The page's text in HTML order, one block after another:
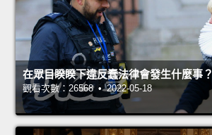
在眾目睽睽下違反蠢法律會發生什麼事？
觀看次數：26568 • 2022-05-18